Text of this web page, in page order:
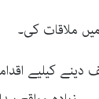
ملاقات کی۔
دینے کیلیے